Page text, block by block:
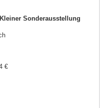
Sonderausstellung
€